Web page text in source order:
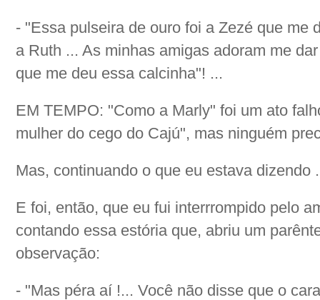
- "Essa pulseira de ouro foi a Zezé que me
a Ruth ... As minhas amigas adoram me
que me deu essa calcinha"! ...
EM TEMPO: "Como a Marly" foi um ato
mulher do cego do Cajú", mas ninguém
Mas, continuando o que eu estava dizendo
E foi, então, que eu fui interrrompido pelo
contando essa estória que, abriu um
observação:
- "Mas péra aí !... Você não disse que o